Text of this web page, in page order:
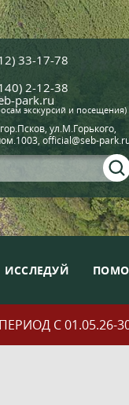
33-17-78
2-12-38
park.ru
экскурсий и посещения)
ул.М.Горького,
official@seb-
ИССЛЕДУЙ
С 01.05.26-